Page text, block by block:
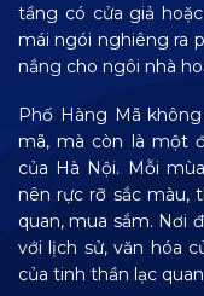
tầng có cửa giả
mái ngói nghiêng ra
nắng cho ngôi nhà
Phố Hàng Mã
mã, mà còn là một
của Hà Nội. Mỗi
nên rực rỡ sắc màu,
quan, mua sắm. Nơi
với lịch sử, văn hóa
của tinh thần lạc